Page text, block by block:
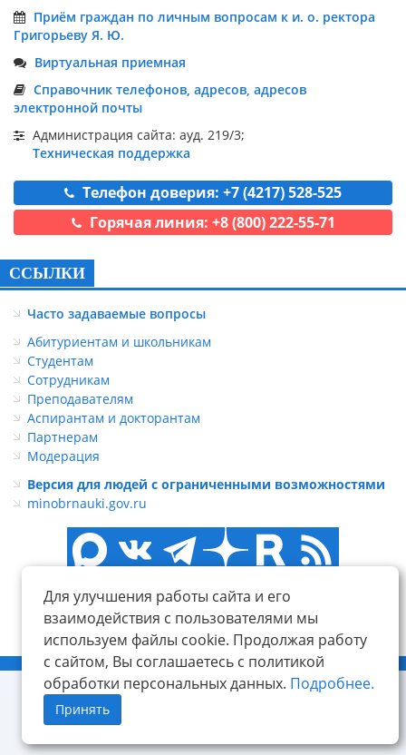
Для улучшения работы сайта и его
взаимодействия с пользователями мы
используем файлы cookie. Продолжая работу
с сайтом, Вы соглашаетесь с политикой
обработки персональных данных. Подробнее.
Принять
Приём граждан по личным вопросам к и. о. ректора
Григорьеву Я. Ю.
Виртуальная приемная
Справочник телефонов, адресов, адресов
электронной почты
Администрация сайта: ауд. 219/3;
Техническая поддержка
Телефон доверия: +7 (4217) 528-525
Горячая линия: +8 (800) 222-55-71
ССЫЛКИ
Часто задаваемые вопросы
Абитуриентам и школьникам
Студентам
Сотрудникам
Преподавателям
Аспирантам и докторантам
Партнерам
Модерация
Версия для людей с ограниченными возможностями
minobrnauki.gov.ru
© ФГБОУ ВО «КнАГУ», 2014-2026